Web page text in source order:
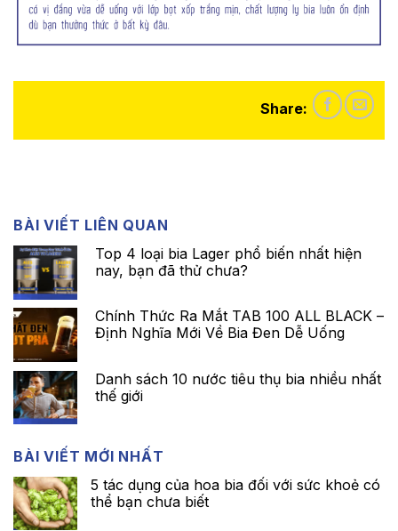
Share:
BÀI VIẾT LIÊN QUAN
Top 4 loại bia Lager phổ biến nhất hiện
nay, bạn đã thử chưa?
Chính Thức Ra Mắt TAB 100 ALL BLACK –
Định Nghĩa Mới Về Bia Đen Dễ Uống
Danh sách 10 nước tiêu thụ bia nhiều nhất
thế giới
BÀI VIẾT MỚI NHẤT
5 tác dụng của hoa bia đối với sức khoẻ có
thể bạn chưa biết